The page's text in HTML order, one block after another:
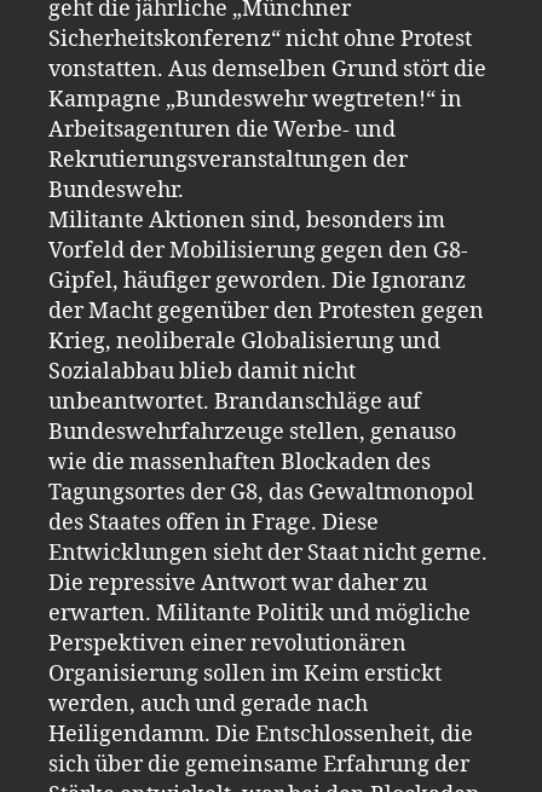
geht die jährliche „Münchner
Sicherheitskonferenz“ nicht ohne Protest
vonstatten. Aus demselben Grund stört die
Kampagne „Bundeswehr wegtreten!“ in
Arbeitsagenturen die Werbe- und
Rekrutierungsveranstaltungen der
Bundeswehr.
Militante Aktionen sind, besonders im
Vorfeld der Mobilisierung gegen den G8-
Gipfel, häufiger geworden. Die Ignoranz
der Macht gegenüber den Protesten gegen
Krieg, neoliberale Globalisierung und
Sozialabbau blieb damit nicht
unbeantwortet. Brandanschläge auf
Bundeswehrfahrzeuge stellen, genauso
wie die massenhaften Blockaden des
Tagungsortes der G8, das Gewaltmonopol
des Staates offen in Frage. Diese
Entwicklungen sieht der Staat nicht gerne.
Die repressive Antwort war daher zu
erwarten. Militante Politik und mögliche
Perspektiven einer revolutionären
Organisierung sollen im Keim erstickt
werden, auch und gerade nach
Heiligendamm. Die Entschlossenheit, die
sich über die gemeinsame Erfahrung der